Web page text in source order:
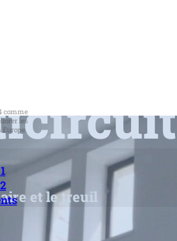
comme
les
et le treuil